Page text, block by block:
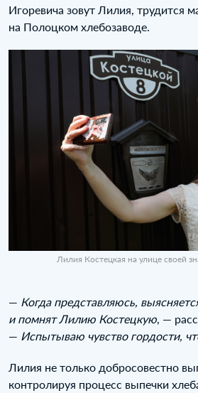
Игоревича зовут Лилия, трудится
на Полоцком хлебозаводе.
Лилия Костецкая на улице своей
— Когда представляюсь,
и помнят Лилию Костецкую , —
— Испытываю чувство гордости,
Лилия не только добросовестно
контролируя процесс выпечки